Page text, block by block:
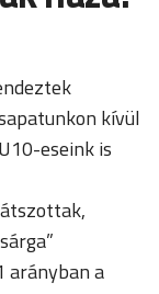
kívül
eseink is
arányban a